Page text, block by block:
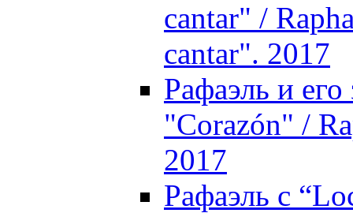
cantar" /
cantar". 2017
Рафаэль и
"Corazón" /
2017
Рафаэль с